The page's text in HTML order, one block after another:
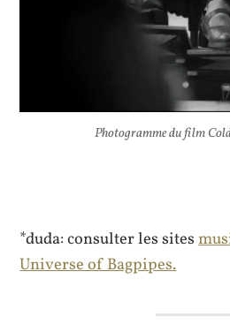
Photogramme du film
*duda: consulter les sites
Universe of Bagpipes.